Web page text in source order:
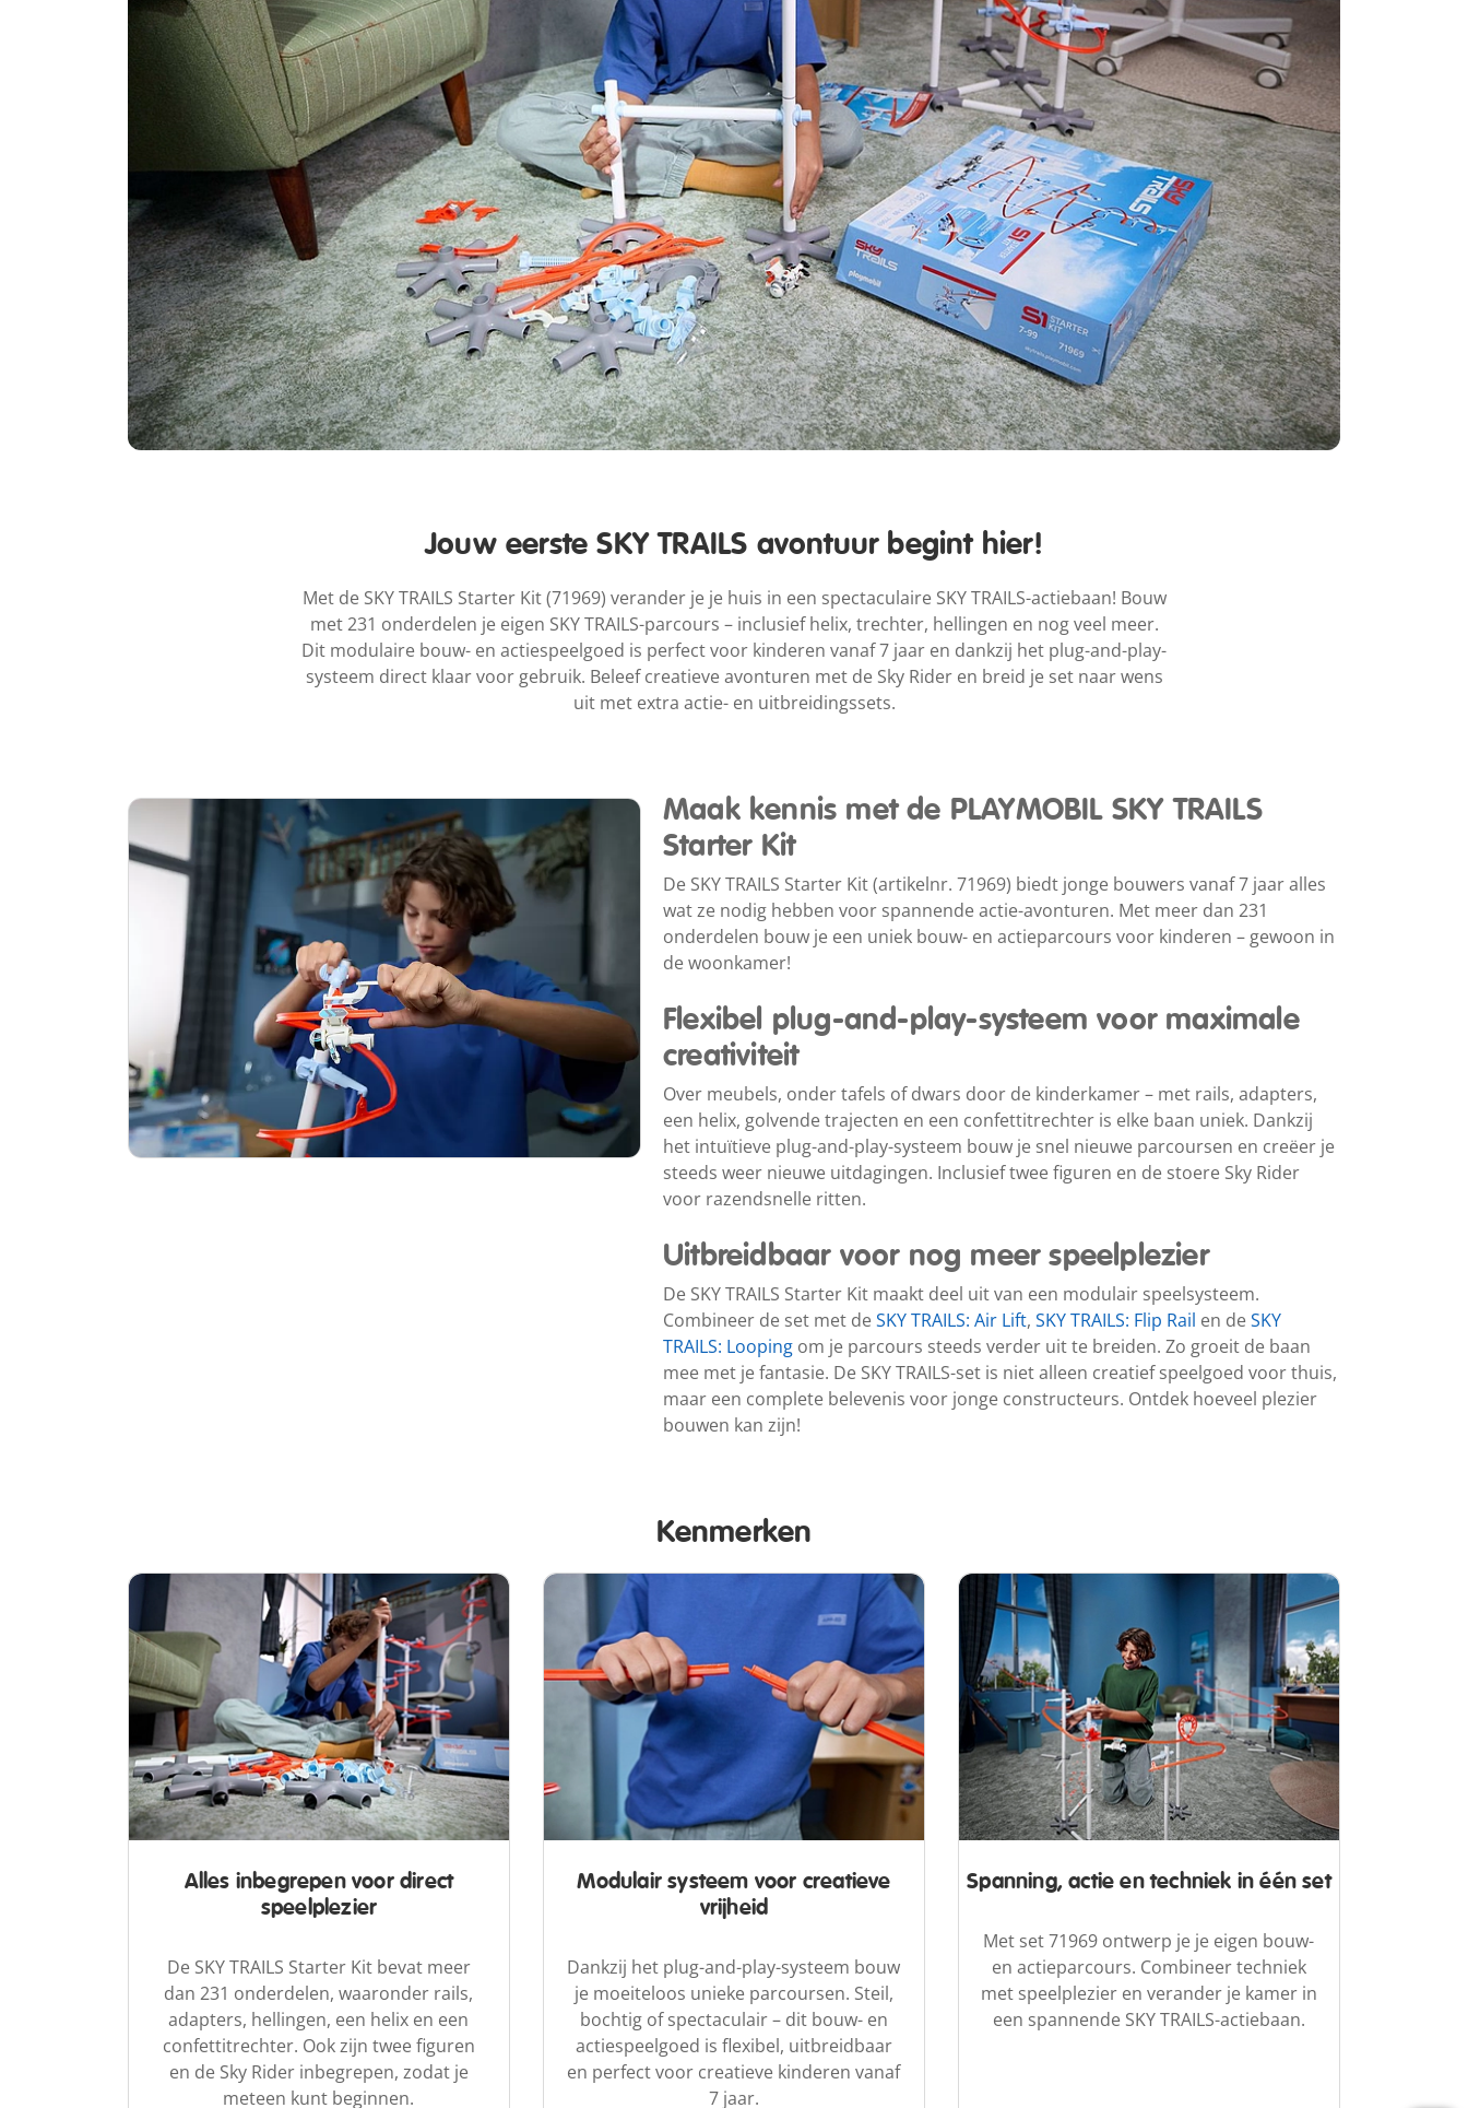
Jouw eerste SKY TRAILS avontuur begint hier!
Met de SKY TRAILS Starter Kit (71969) verander je je huis in een spectaculaire SKY TRAILS-actiebaan! Bouw
met 231 onderdelen je eigen SKY TRAILS-parcours – inclusief helix, trechter, hellingen en nog veel meer.
Dit modulaire bouw- en actiespeelgoed is perfect voor kinderen vanaf 7 jaar en dankzij het plug-and-play-
systeem direct klaar voor gebruik. Beleef creatieve avonturen met de Sky Rider en breid je set naar wens
uit met extra actie- en uitbreidingssets.
Maak kennis met de PLAYMOBIL SKY TRAILS
Starter Kit
De SKY TRAILS Starter Kit (artikelnr. 71969) biedt jonge bouwers vanaf 7 jaar alles
wat ze nodig hebben voor spannende actie-avonturen. Met meer dan 231
onderdelen bouw je een uniek bouw- en actieparcours voor kinderen – gewoon in
de woonkamer!
Flexibel plug-and-play-systeem voor maximale
creativiteit
Over meubels, onder tafels of dwars door de kinderkamer – met rails, adapters,
een helix, golvende trajecten en een confettitrechter is elke baan uniek. Dankzij
het intuïtieve plug-and-play-systeem bouw je snel nieuwe parcoursen en creëer je
steeds weer nieuwe uitdagingen. Inclusief twee figuren en de stoere Sky Rider
voor razendsnelle ritten.
Uitbreidbaar voor nog meer speelplezier
De SKY TRAILS Starter Kit maakt deel uit van een modulair speelsysteem.
Combineer de set met deSKY TRAILS: Air Lift, SKY TRAILS: Flip Rail en deSKY
TRAILS: Looping om je parcours steeds verder uit te breiden. Zo groeit de baan
mee met je fantasie. De SKY TRAILS-set is niet alleen creatief speelgoed voor thuis,
maar een complete belevenis voor jonge constructeurs. Ontdek hoeveel plezier
bouwen kan zijn!
Kenmerken
Alles inbegrepen voor direct
speelplezier
De SKY TRAILS Starter Kit bevat meer
dan 231 onderdelen, waaronder rails,
adapters, hellingen, een helix en een
confettitrechter. Ook zijn twee figuren
en de Sky Rider inbegrepen, zodat je
meteen kunt beginnen.
Modulair systeem voor creatieve
vrijheid
Dankzij het plug-and-play-systeem bouw
je moeiteloos unieke parcoursen. Steil,
bochtig of spectaculair – dit bouw- en
actiespeelgoed is flexibel, uitbreidbaar
en perfect voor creatieve kinderen vanaf
7 jaar.
Spanning, actie en techniek in één set
Met set 71969 ontwerp je je eigen bouw-
en actieparcours. Combineer techniek
met speelplezier en verander je kamer in
een spannende SKY TRAILS-actiebaan.